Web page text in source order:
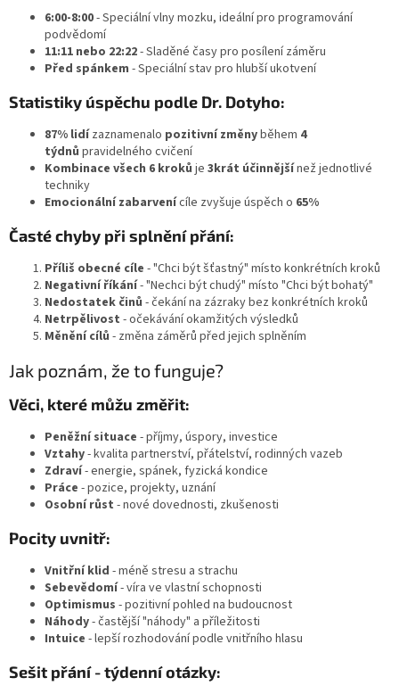
6:00-8:00- Speciální vlny mozku, ideální pro programování
podvědomí
11:11 nebo 22:22- Sladěné časy pro posílení záměru
Před spánkem - Speciální stav pro hlubší ukotvení
Statistiky úspěchu podle Dr. Dotyho:
87% lidí zaznamenalo pozitivní změnyběhem 4
týdnů pravidelného cvičení
Kombinace všech 6 kroků je 3krát účinnějšínež jednotlivé
techniky
Emocionální zabarvenícíle zvyšuje úspěch o 65%
Časté chyby při splnění přání:
Příliš obecné cíle - "Chci být šťastný" místo konkrétních kroků
Negativní říkání- "Nechci být chudý" místo "Chci být bohatý"
Nedostatek činů - čekání na zázraky bez konkrétních kroků
Netrpělivost - očekávání okamžitých výsledků
Měnění cílů - změna záměrů před jejich splněním
Jak poznám, že to funguje?
Věci, které můžu změřit:
Peněžní situace - příjmy, úspory, investice
Vztahy- kvalita partnerství, přátelství, rodinných vazeb
Zdraví- energie, spánek, fyzická kondice
Práce - pozice, projekty, uznání
Osobní růst - nové dovednosti, zkušenosti
Pocity uvnitř:
Vnitřní klid - méně stresu a strachu
Sebevědomí- víra ve vlastní schopnosti
Optimismus - pozitivní pohled na budoucnost
Náhody- častější "náhody" a příležitosti
Intuice - lepší rozhodování podle vnitřního hlasu
Sešit přání - týdenní otázky: